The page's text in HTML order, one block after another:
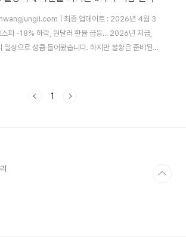
hwangjungil.com | 최종 업데이트 : 2026년 4월 3
스피 -18% 하락, 원달러 환율 급등... 2026년 지금,
일상으로 성큼 들어왔습니다. 하지만 불황은 준비된
니다. 이 글에서는 제가 직접 실천하고 있는 경제 위
?경기침체(Recession)는 일반적으로 GDP가 2개
1